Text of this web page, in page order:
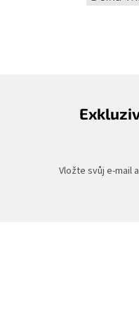
Vložte svůj e-mail